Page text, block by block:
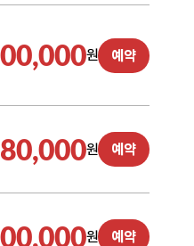
원 예약
원 예약
원 예약